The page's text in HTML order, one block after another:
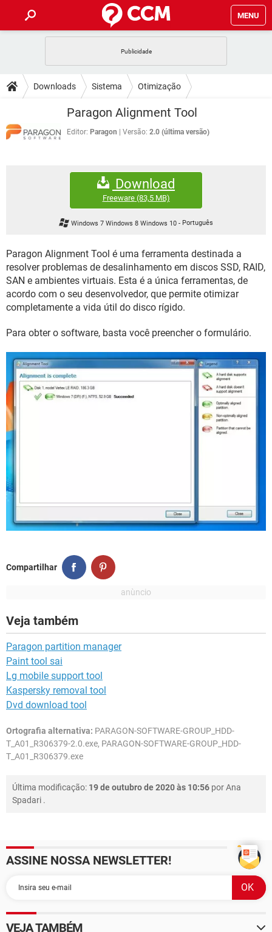
MENU
CELULAR FACEBOOK
EXCEL
INSTAGRAM GMAIL
DICAS
JOGOS
OUTLOOK
JOGOS WHATSAPP
EXCEL
GMAIL
FÓRUM
FACEBOOK
EXCEL
GMAIL
WHATSAPP
INSTAGRAM GMAIL
GUIA DE COMPRAS
Downloads Sistema Otimização
Paragon Alignment Tool
Editor: Paragon Versão: 2.0 (última versão)
Download
Freeware(83,5 MB)
Windows 7 Windows 8 Windows 10- Português
Paragon Alignment Tool é uma ferramenta destinada a
resolver problemas de desalinhamento em discos SSD, RAID,
SAN e ambientes virtuais. Esta é a única ferramentas, de
acordo com o seu desenvolvedor, que permite otimizar
completamente a vida útil do disco rígido.
Para obter o software, basta você preencher o formulário.
Compartilhar
Veja também
Paragon partition manager
Paint tool sai
Lg mobile support tool
Kaspersky removal tool
Dvd download tool
Ortografia alternativa: PARAGON-SOFTWARE-GROUP_HDD-
T_A01_R306379-2.0.exe, PARAGON-SOFTWARE-GROUP_HDD-
T_A01_R306379.exe
Última modificação: 19 de outubro de 2020 às 10:56 porAna
Spadari .
ASSINE NOSSA NEWSLETTER!
VEJA TAMBÉM